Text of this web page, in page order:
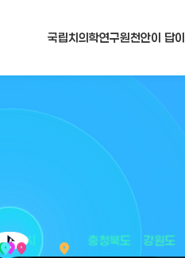
국립치의학연구원천안이 답
강원도
충청북도
광역시
placeplace place